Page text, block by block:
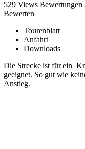
529 Views Bewertungen
Bewerten
Tourenblatt
Anfahrt
Downloads
Die Strecke ist für ein
geeignet. So gut wie
Anstieg.